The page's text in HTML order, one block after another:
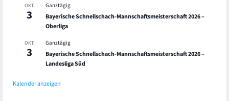
OKT.
3
Ganztägig
Bayerische Schnellschach-Mannschaftsmeisterschaft 2026 –
Oberliga
OKT.
3
Ganztägig
Bayerische Schnellschach-Mannschaftsmeisterschaft 2026 –
Landesliga Süd
Kalender anzeigen